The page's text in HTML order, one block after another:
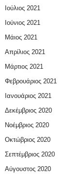
Ιούλιος 2021
Ιούνιος 2021
Μάιος 2021
Απρίλιος 2021
Μάρτιος 2021
Φεβρουάριος 2021
Ιανουάριος 2021
Δεκέμβριος 2020
Νοέμβριος 2020
Οκτώβριος 2020
Σεπτέμβριος 2020
Αύγουστος 2020